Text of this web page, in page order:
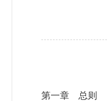
第一章 总则